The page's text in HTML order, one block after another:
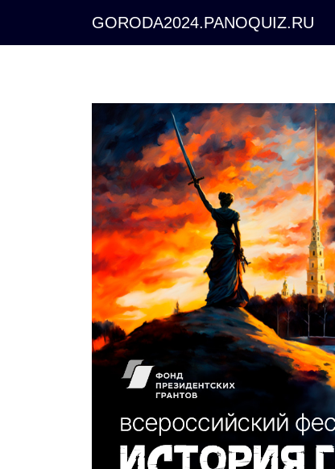
GORODA2024.PANOQUIZ.RU